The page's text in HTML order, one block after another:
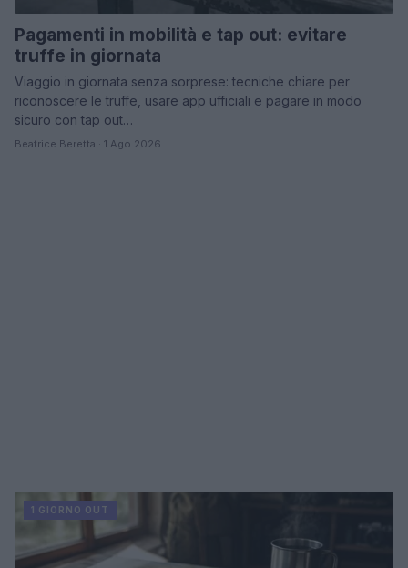
Pagamenti in mobilità e tap out: evitare
truffe in giornata
Viaggio in giornata senza sorprese: tecniche chiare per
riconoscere le truffe, usare app ufficiali e pagare in modo
sicuro con tap out…
Beatrice Beretta · 1 Ago 2026
1 GIORNO OUT